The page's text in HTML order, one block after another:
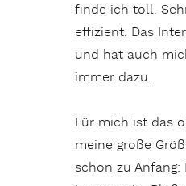
finde ich toll.
effizient. Das
und hat auch
immer dazu.
Für mich ist das
meine große
schon zu